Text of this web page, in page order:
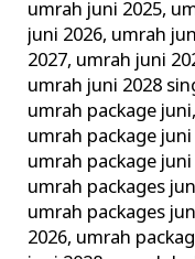
umrah juni 2025,
juni 2026, umrah
2027, umrah juni
umrah juni 2028
umrah package juni,
umrah package juni
umrah package juni
umrah packages
umrah packages
2026, umrah